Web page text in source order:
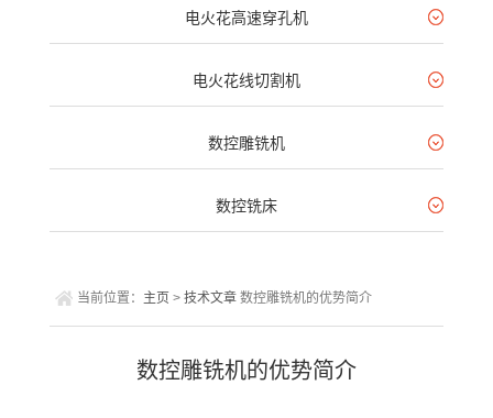
电火花高速穿孔机
电火花线切割机
数控雕铣机
数控铣床
当前位置： 主页 > 技术文章 数控雕铣机的优势简介
数控雕铣机的优势简介